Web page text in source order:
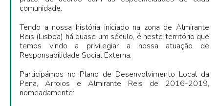
comunidade.
Tendo a nossa história iniciado na zona de Almirante
Reis (Lisboa) há quase um século, é neste território que
temos vindo a privilegiar a nossa atuação de
Responsabilidade Social Externa.
Participámos no Plano de Desenvolvimento Local da
Pena, Arroios e Almirante Reis de 2016-2019,
nomeadamente: